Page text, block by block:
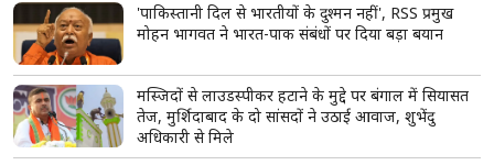
'पाकिस्तानी दिल से भारतीयों के दुश्मन नहीं', RSS प्रमुख
मोहन भागवत ने भारत-पाक संबंधों पर दिया बड़ा बयान
मस्जिदों से लाउडस्पीकर हटाने के मुद्दे पर बंगाल में सियासत
तेज, मुर्शिदाबाद के दो सांसदों ने उठाई आवाज, शुभेंदु
अधिकारी से मिले